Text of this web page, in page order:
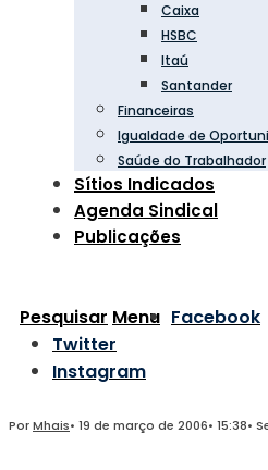
Caixa
HSBC
Itaú
Santander
Financeiras
Igualdade de
Saúde do Trabalhador
Sítios Indicados
Agenda Sindical
Publicações
Pesquisar Menu Facebook
Twitter
Instagram
PorMhais• 19 de março de 2006• 15:38•